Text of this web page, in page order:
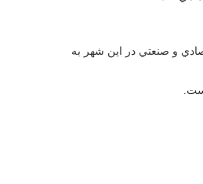
و صنعتي در اين شهر به